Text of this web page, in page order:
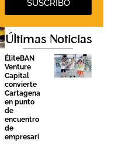
SUSCRIBO
Últimas Noticias
ÉliteBAN
Venture
Capital
convierte
Cartagena
en punto
de
encuentro
de
empresari